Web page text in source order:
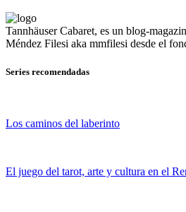
Tannhäuser Cabaret, es un blog-
Méndez Filesi aka mmfilesi desde el
Series recomendadas
Los caminos del laberinto
El juego del tarot, arte y cultura en el